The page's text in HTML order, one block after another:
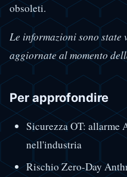
obsoleti.
Le informazioni sono state
aggiornate al momento
Per approfondire
Sicurezza OT: allarme
nell'industria
Rischio Zero-Day